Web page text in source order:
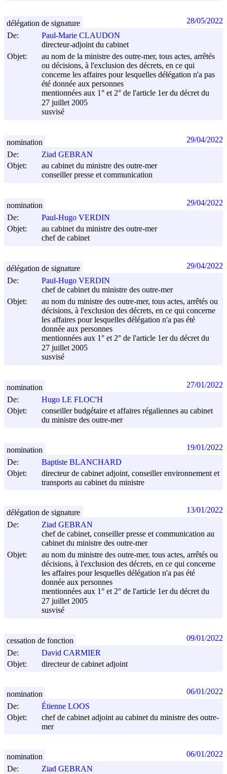
De:
Paul-Marie CLAUDON
directeur-adjoint du cabinet
Objet:
au nom de la ministre des outre-mer, tous actes, arrêtés
ou décisions, à l'exclusion des décrets, en ce qui
concerne les affaires pour lesquelles délégation n'a pas
été donnée aux personnes
mentionnées aux 1° et 2° de l'article 1er du décret du
27 juillet 2005
susvisé
délégation de signature 28/05/2022
De:
Ziad GEBRAN
Objet:
au cabinet du ministre des outre-mer
conseiller presse et communication
nomination 29/04/2022
De:
Paul-Hugo VERDIN
Objet:
au cabinet du ministre des outre-mer
chef de cabinet
nomination 29/04/2022
De:
Paul-Hugo VERDIN
chef de cabinet du ministre des outre-mer
Objet:
au nom du ministre des outre-mer, tous actes, arrêtés ou
décisions, à l'exclusion des décrets, en ce qui concerne
les affaires pour lesquelles délégation n'a pas été
donnée aux personnes
mentionnées aux 1° et 2° de l'article 1er du décret du
27 juillet 2005
susvisé
délégation de signature 29/04/2022
De:
Hugo LE FLOC'H
Objet:
conseiller budgétaire et affaires régaliennes au cabinet
du ministre des outre-mer
nomination 27/01/2022
De:
Baptiste BLANCHARD
Objet:
directeur de cabinet adjoint, conseiller environnement et
transports au cabinet du ministre
nomination 19/01/2022
De:
Ziad GEBRAN
chef de cabinet, conseiller presse et communication au
cabinet du ministre des outre-mer
Objet:
au nom du ministre des outre-mer, tous actes, arrêtés ou
décisions, à l'exclusion des décrets, en ce qui concerne
les affaires pour lesquelles délégation n'a pas été
donnée aux personnes
mentionnées aux 1° et 2° de l'article 1er du décret du
27 juillet 2005
susvisé
délégation de signature 13/01/2022
De:
David CARMIER
Objet:
directeur de cabinet adjoint
cessation de fonction 09/01/2022
De:
Étienne LOOS
Objet:
chef de cabinet adjoint au cabinet du ministre des outre-
mer
nomination 06/01/2022
De:
Ziad GEBRAN
nomination 06/01/2022